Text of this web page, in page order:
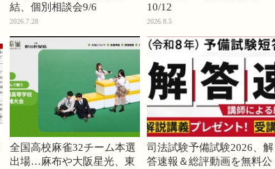
結、個別相談会9/6
2026.7.28
10/12
2026.8.5
全国高校麻雀32チーム本選
出場…麻布や大阪星光、東
司法試験予備試験2026、解
答速報＆総評動画を無料公